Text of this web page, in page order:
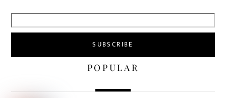
POPULAR